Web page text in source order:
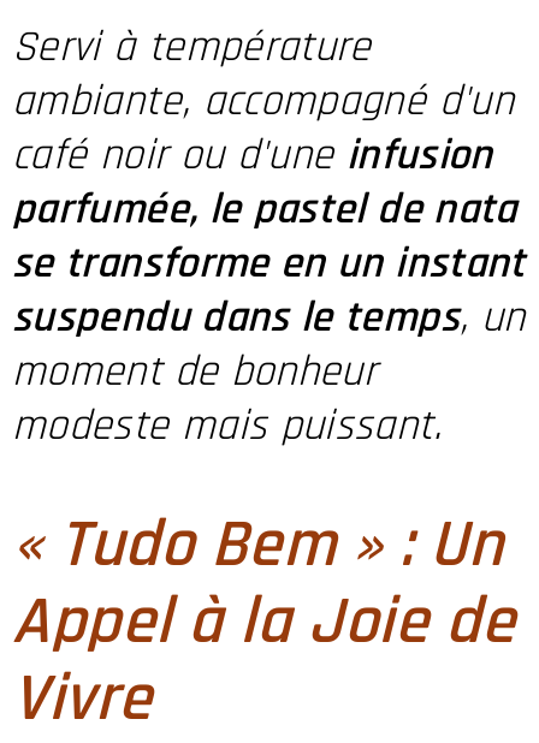
Servi à température
ambiante, accompagné d'un
café noir ou d'une infusion
parfumée, le pastel de nata
se transforme en un instant
suspendu dans le temps, un
moment de bonheur
modeste mais puissant.
« Tudo Bem » : Un
Appel à la Joie de
Vivre